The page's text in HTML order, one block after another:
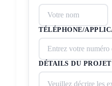
TÉLÉPHONE/
DÉTAILS DU